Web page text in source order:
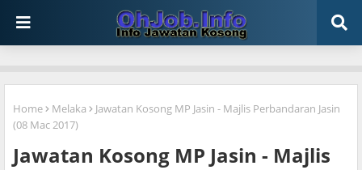
Home Melaka
Jawatan Kosong MP Jasin - Majlis Perbandaran Jasin
(08 Mac 2017)
Jawatan Kosong MP Jasin - Majlis